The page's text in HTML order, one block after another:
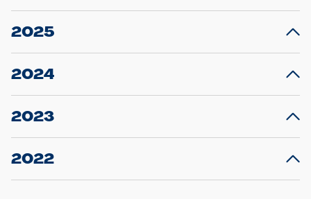
2025
23.12.2025
Projekt S5: Start der Bauarbeiten am
2024
10.12.2024
Großprojekt S5: Sperrung der Bahnstraße in
2023
20.12.2023
Schleswig-Holstein verlängert den
2022
22.12.2022